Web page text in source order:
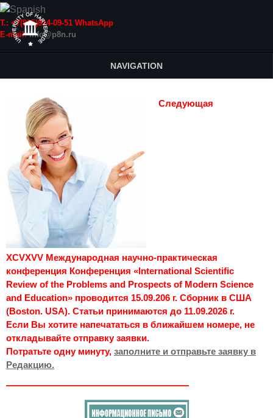
Т.: +7(915)814-09-51 WhatsApp
E-mail:info@p8n.ru
NAVIGATION
Следующая
XCVXVV Международная научно-практическая
конференция Конференция «International Scientific
Review of the Problems and Prospects of Modern Science
and Education» проводится 15.09.206 г. Сборник в США
(Boston. USA). Статьи принимаются до 11.09.2026 г.
Если Вы хотите напечататься в ближайшем номере, не
откладывайте отправку заявки.
Потратьте одну минуту, заполните и отправьте заявку в
Редакцию.